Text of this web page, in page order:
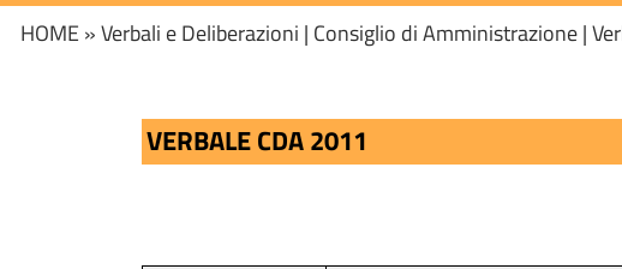
HOME »Verbali e Deliberazioni | Consiglio di Amministrazione|
VERBALE CDA 2011